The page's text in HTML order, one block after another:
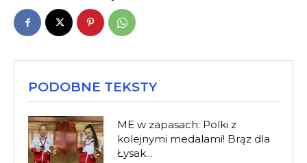
PODOBNE TEKSTY
ME w zapasach: Polki z
kolejnymi medalami! Brąz dla
Łysak...